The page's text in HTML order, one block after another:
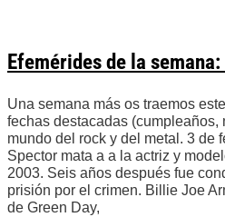
Efemérides de la
Una semana más os traemos
fechas destacadas
mundo del rock y del metal. 3 de
Spector mata a a la actriz y
2003. Seis años después fue
prisión por el crimen. Billie Joe
de Green Day,